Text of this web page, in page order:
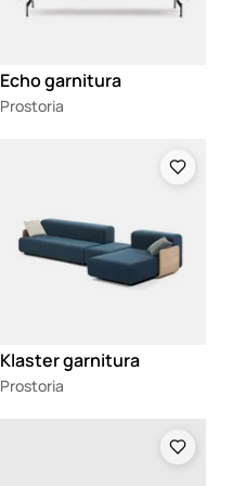
Echo garnitura
Prostoria
Klaster garnitura
Prostoria